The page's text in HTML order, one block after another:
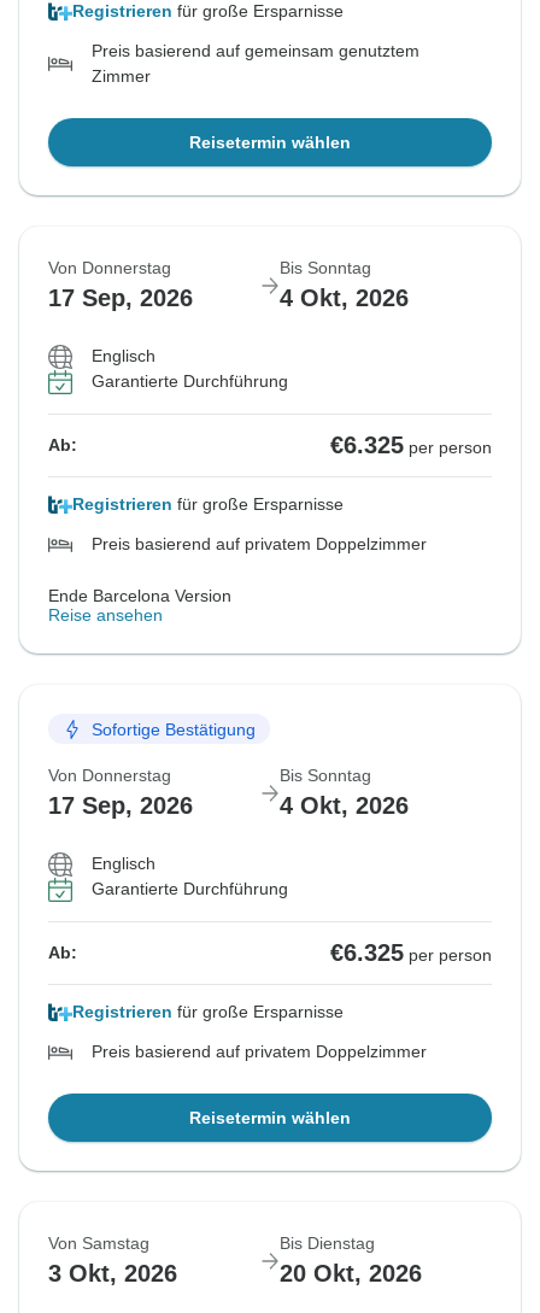
Registrieren für große Ersparnisse
Preis basierend auf gemeinsam genutztem
Zimmer
Reisetermin wählen
Von Donnerstag
17 Sep, 2026
Bis Sonntag
4 Okt, 2026
Englisch
Garantierte Durchführung
Ab: €6.325 per person
Registrieren für große Ersparnisse
Preis basierend auf privatem Doppelzimmer
Ende Barcelona Version
Reise ansehen
Sofortige Bestätigung
Von Donnerstag
17 Sep, 2026
Bis Sonntag
4 Okt, 2026
Englisch
Garantierte Durchführung
Ab: €6.325 per person
Registrieren für große Ersparnisse
Preis basierend auf privatem Doppelzimmer
Reisetermin wählen
Von Samstag
3 Okt, 2026
Bis Dienstag
20 Okt, 2026